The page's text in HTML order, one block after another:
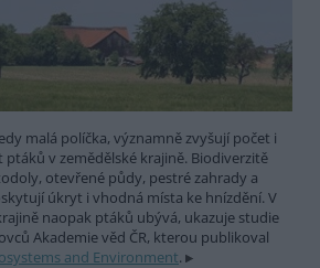
malá políčka, významně zvyšují počet i
v zemědělské krajině. Biodiverzitě
otevřené půdy, pestré zahrady a
úkryt i vhodná místa ke hnízdění. V
naopak ptáků ubývá, ukazuje studie
Akademie věd ČR, kterou publikoval
and Environment.